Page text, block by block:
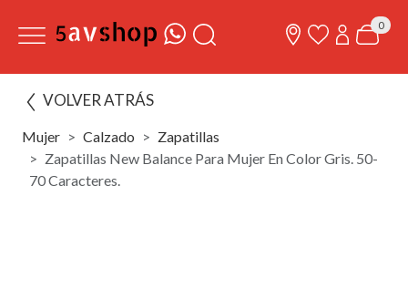
0
VOLVER ATRÁS
Mujer Calzado
Zapatillas
Zapatillas New Balance Para Mujer En Color Gris. 50-
70 Caracteres.